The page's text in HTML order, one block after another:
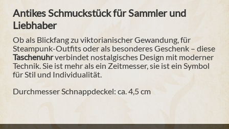
Antikes Schmuckstück für Sammler und
Liebhaber
Ob als Blickfang zu viktorianischer Gewandung, für
Steampunk-Outfits oder als besonderes Geschenk – diese
Taschenuhrverbindet nostalgisches Design mit moderner
Technik. Sie ist mehr als ein Zeitmesser, sie ist ein Symbol
für Stil und Individualität.
Durchmesser Schnappdeckel: ca. 4,5 cm